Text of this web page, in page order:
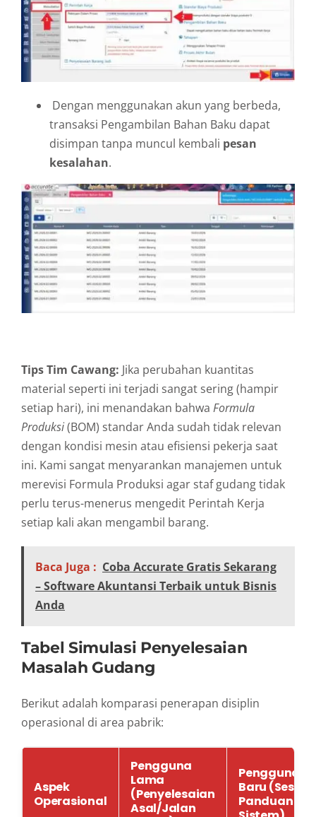
Dengan menggunakan akun yang berbeda,
transaksi Pengambilan Bahan Baku dapat
disimpan tanpa muncul kembali pesan
kesalahan.
Tips Tim Cawang: Jika perubahan kuantitas
material seperti ini terjadi sangat sering (hampir
setiap hari), ini menandakan bahwa Formula
Produksi(BOM) standar Anda sudah tidak relevan
dengan kondisi mesin atau efisiensi pekerja saat
ini. Kami sangat menyarankan manajemen untuk
merevisi Formula Produksi agar staf gudang tidak
perlu terus-menerus mengedit Perintah Kerja
setiap kali akan mengambil barang.
Baca Juga : Coba Accurate Gratis Sekarang
– Software Akuntansi Terbaik untuk Bisnis
Anda
Tabel Simulasi Penyelesaian
Masalah Gudang
Berikut adalah komparasi penerapan disiplin
operasional di area pabrik:
Aspek
Operasional
Pengguna
Lama
(Penyelesaian
Asal/Jalan
Pengguna
Baru (Sesuai
Panduan